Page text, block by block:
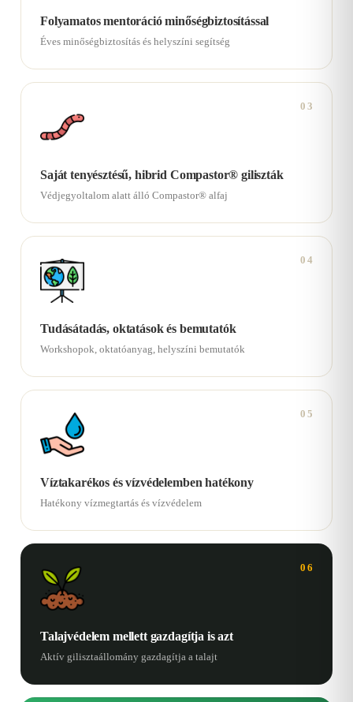
Folyamatos mentoráció minőségbiztosítással
Éves minőségbiztosítás és helyszíni segítség
03
Saját tenyésztésű, hibrid Compastor® giliszták
Védjegyoltalom alatt álló Compastor® alfaj
04
Tudásátadás, oktatások és bemutatók
Workshopok, oktatóanyag, helyszíni bemutatók
05
Víztakarékos és vízvédelemben hatékony
Hatékony vízmegtartás és vízvédelem
06
Talajvédelem mellett gazdagítja is azt
Aktív gilisztaállomány gazdagítja a talajt